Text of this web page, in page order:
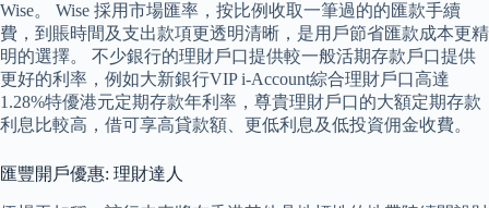
Wise。 Wise 採用市場匯率，按比例收取一筆過的的匯款手續
費，到賬時間及支出款項更透明清晰，是用戶節省匯款成本更精
明的選擇。 不少銀行的理財戶口提供較一般活期存款戶口提供
更好的利率，例如大新銀行VIP i-Account綜合理財戶口高達
1.28%特優港元定期存款年利率，尊貴理財戶口的大額定期存款
利息比較高，借可享高貸款額、更低利息及低投資佣金收費。
匯豐開戶優惠: 理財達人